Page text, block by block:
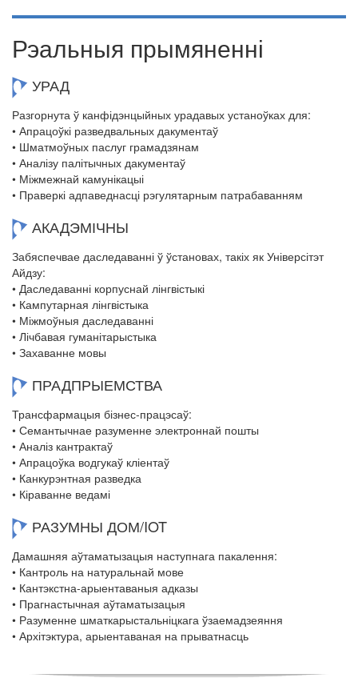
Рэальныя прымяненні
УРАД
Разгорнута ў канфідэнцыйных урадавых устаноўках для:
• Апрацоўкі разведвальных дакументаў
• Шматмоўных паслуг грамадзянам
• Аналізу палітычных дакументаў
• Міжмежнай камунікацыі
• Праверкі адпаведнасці рэгулятарным патрабаванням
АКАДЭМІЧНЫ
Забяспечвае даследаванні ў ўстановах, такіх як Універсітэт
Айдзу:
• Даследаванні корпуснай лінгвістыкі
• Кампутарная лінгвістыка
• Міжмоўныя даследаванні
• Лічбавая гуманітарыстыка
• Захаванне мовы
ПРАДПРЫЕМСТВА
Трансфармацыя бізнес-працэсаў:
• Семантычнае разуменне электроннай пошты
• Аналіз кантрактаў
• Апрацоўка водгукаў кліентаў
• Канкурэнтная разведка
• Кіраванне ведамі
РАЗУМНЫ ДОМ/IOT
Дамашняя аўтаматызацыя наступнага пакалення:
• Кантроль на натуральнай мове
• Кантэкстна-арыентаваныя адказы
• Прагнастычная аўтаматызацыя
• Разуменне шматкарыстальніцкага ўзаемадзеяння
• Архітэктура, арыентаваная на прыватнасць